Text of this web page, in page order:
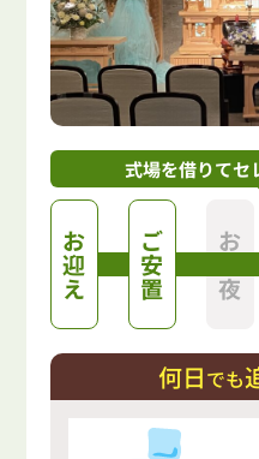
式場を借りてセ
お
迎
え
ご
安
置
お
通
夜
何日でも